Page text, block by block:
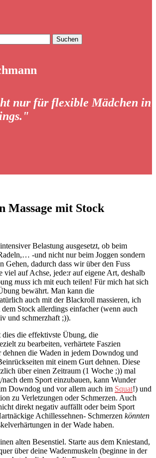
nur für flexible Mädchen in
Massage mit Stock
Belastung ausgesetzt, ob beim
-und nicht nur beim Joggen sondern
Gehen, dadurch dass wir über den Fuss
viel auf Achse, jede:r auf eigene Art, deshalb
muss ich mit euch teilen! Für mich hat sich
bewährt. Man kann die
auch mit der Blackroll massieren, ich
Stock allerdings einfacher (wenn auch
und schmerzhaft ;)).
dies die effektivste Übung, die
zu bearbeiten, verhärtete Faszien
dehnen die Waden in jedem Downdog und
mit einem Gurt dehnen. Diese
über einen Zeitraum (1 Woche ;)) mal
dem Sport einzubauen, kann Wunder
Downdog und vor allem auch im Squat!) und
zu Verletzungen oder Schmerzen. Auch
direkt negativ auffällt oder beim Sport
Achillessehnen- Schmerzen könnten
in der Wade haben.
alten Besenstiel. Starte aus dem Kniestand,
über deine Wadenmuskeln (beginne in der